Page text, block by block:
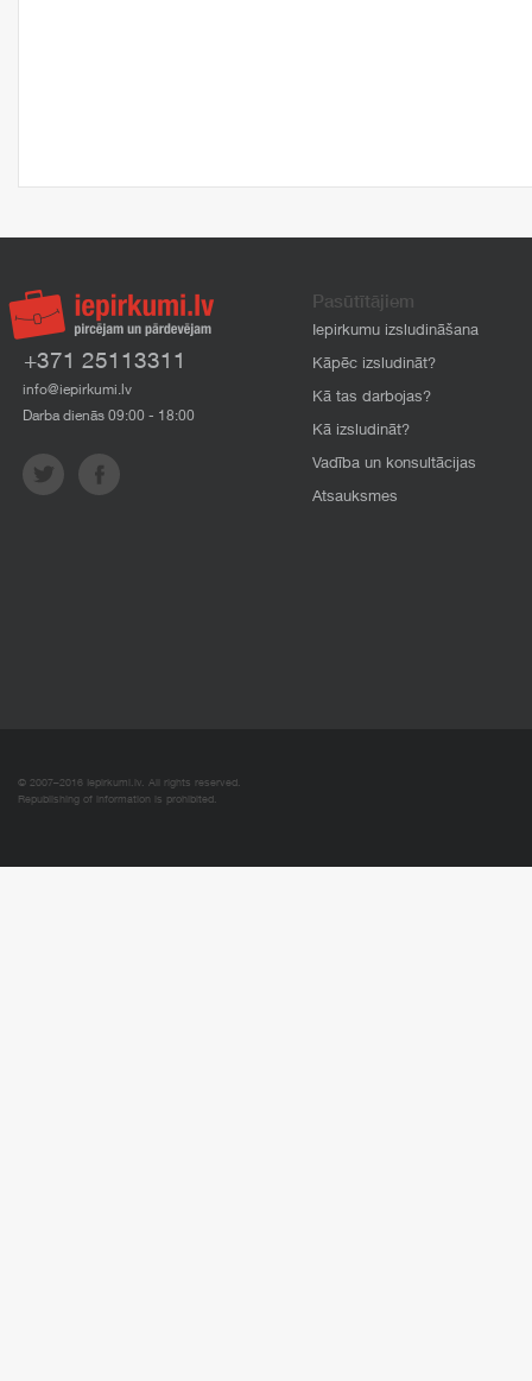
+371 25113311
info@iepirkumi.lv
Darba dienās 09:00 - 18:00
Pasūtītājiem
Iepirkumu izsludināšana
Kāpēc izsludināt?
Kā tas darbojas?
Kā izsludināt?
Vadība un konsultācijas
Atsauksmes
© 2007–2016 Iepirkumi.lv. All rights reserved.
Republishing of information is prohibited.